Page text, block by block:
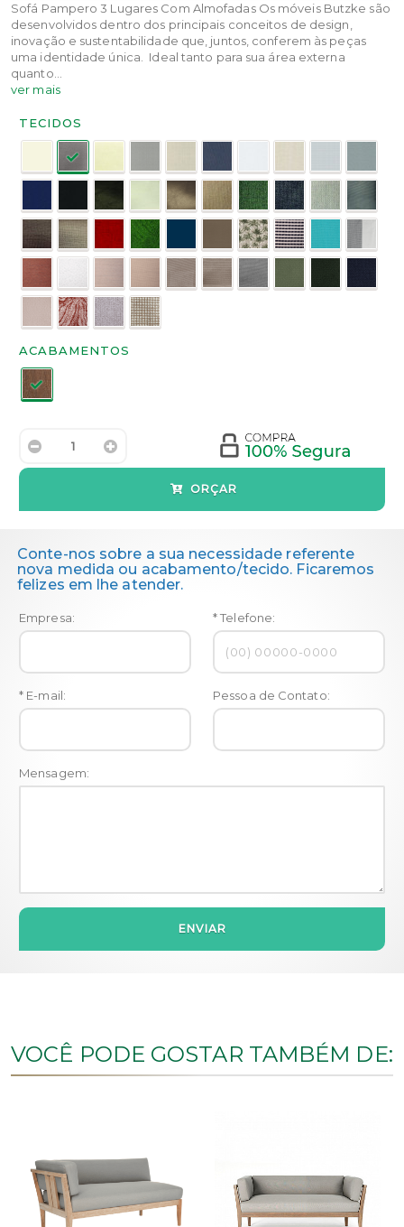
Sofá Pampero 3 Lugares Com Almofadas Os móveis Butzke são
desenvolvidos dentro dos principais conceitos de design,
inovação e sustentabilidade que, juntos, conferem às peças
uma identidade única. Ideal tanto para sua área externa
quanto...
ver mais
Tecidos:
TECIDOS
Acabamentos:
ACABAMENTOS
ORÇAR
Conte-nos sobre a sua necessidade referente
nova medida ou acabamento/tecido. Ficaremos
felizes em lhe atender.
Empresa: * Telefone:
* E-mail: Pessoa de Contato:
Mensagem:
ENVIAR
VOCÊ PODE GOSTAR TAMBÉM DE: